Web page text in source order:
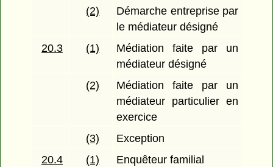
(2)
Démarche entreprise par
le médiateur désigné
20.3
(1)
Médiation faite par un
médiateur désigné
(2)
Médiation faite par un
médiateur particulier en
exercice
(3)
Exception
20.4
(1)
Enquêteur familial